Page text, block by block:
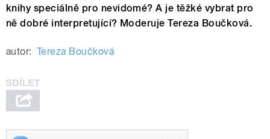
knihy speciálně pro nevidomé? A je těžké vybrat pro
ně dobré interpretující? Moderuje Tereza Boučková.
autor: Tereza Boučková